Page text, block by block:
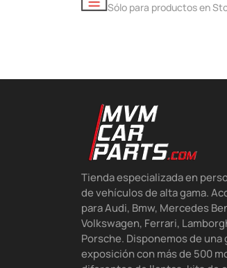
Sólo para productos en
Tienda especializada en
de vehículos de alta gama.
para Audi, Bmw, Mercedes
Volkswagen, Ferrari,
Porsche. Disponemos de una
exposición con más de 500